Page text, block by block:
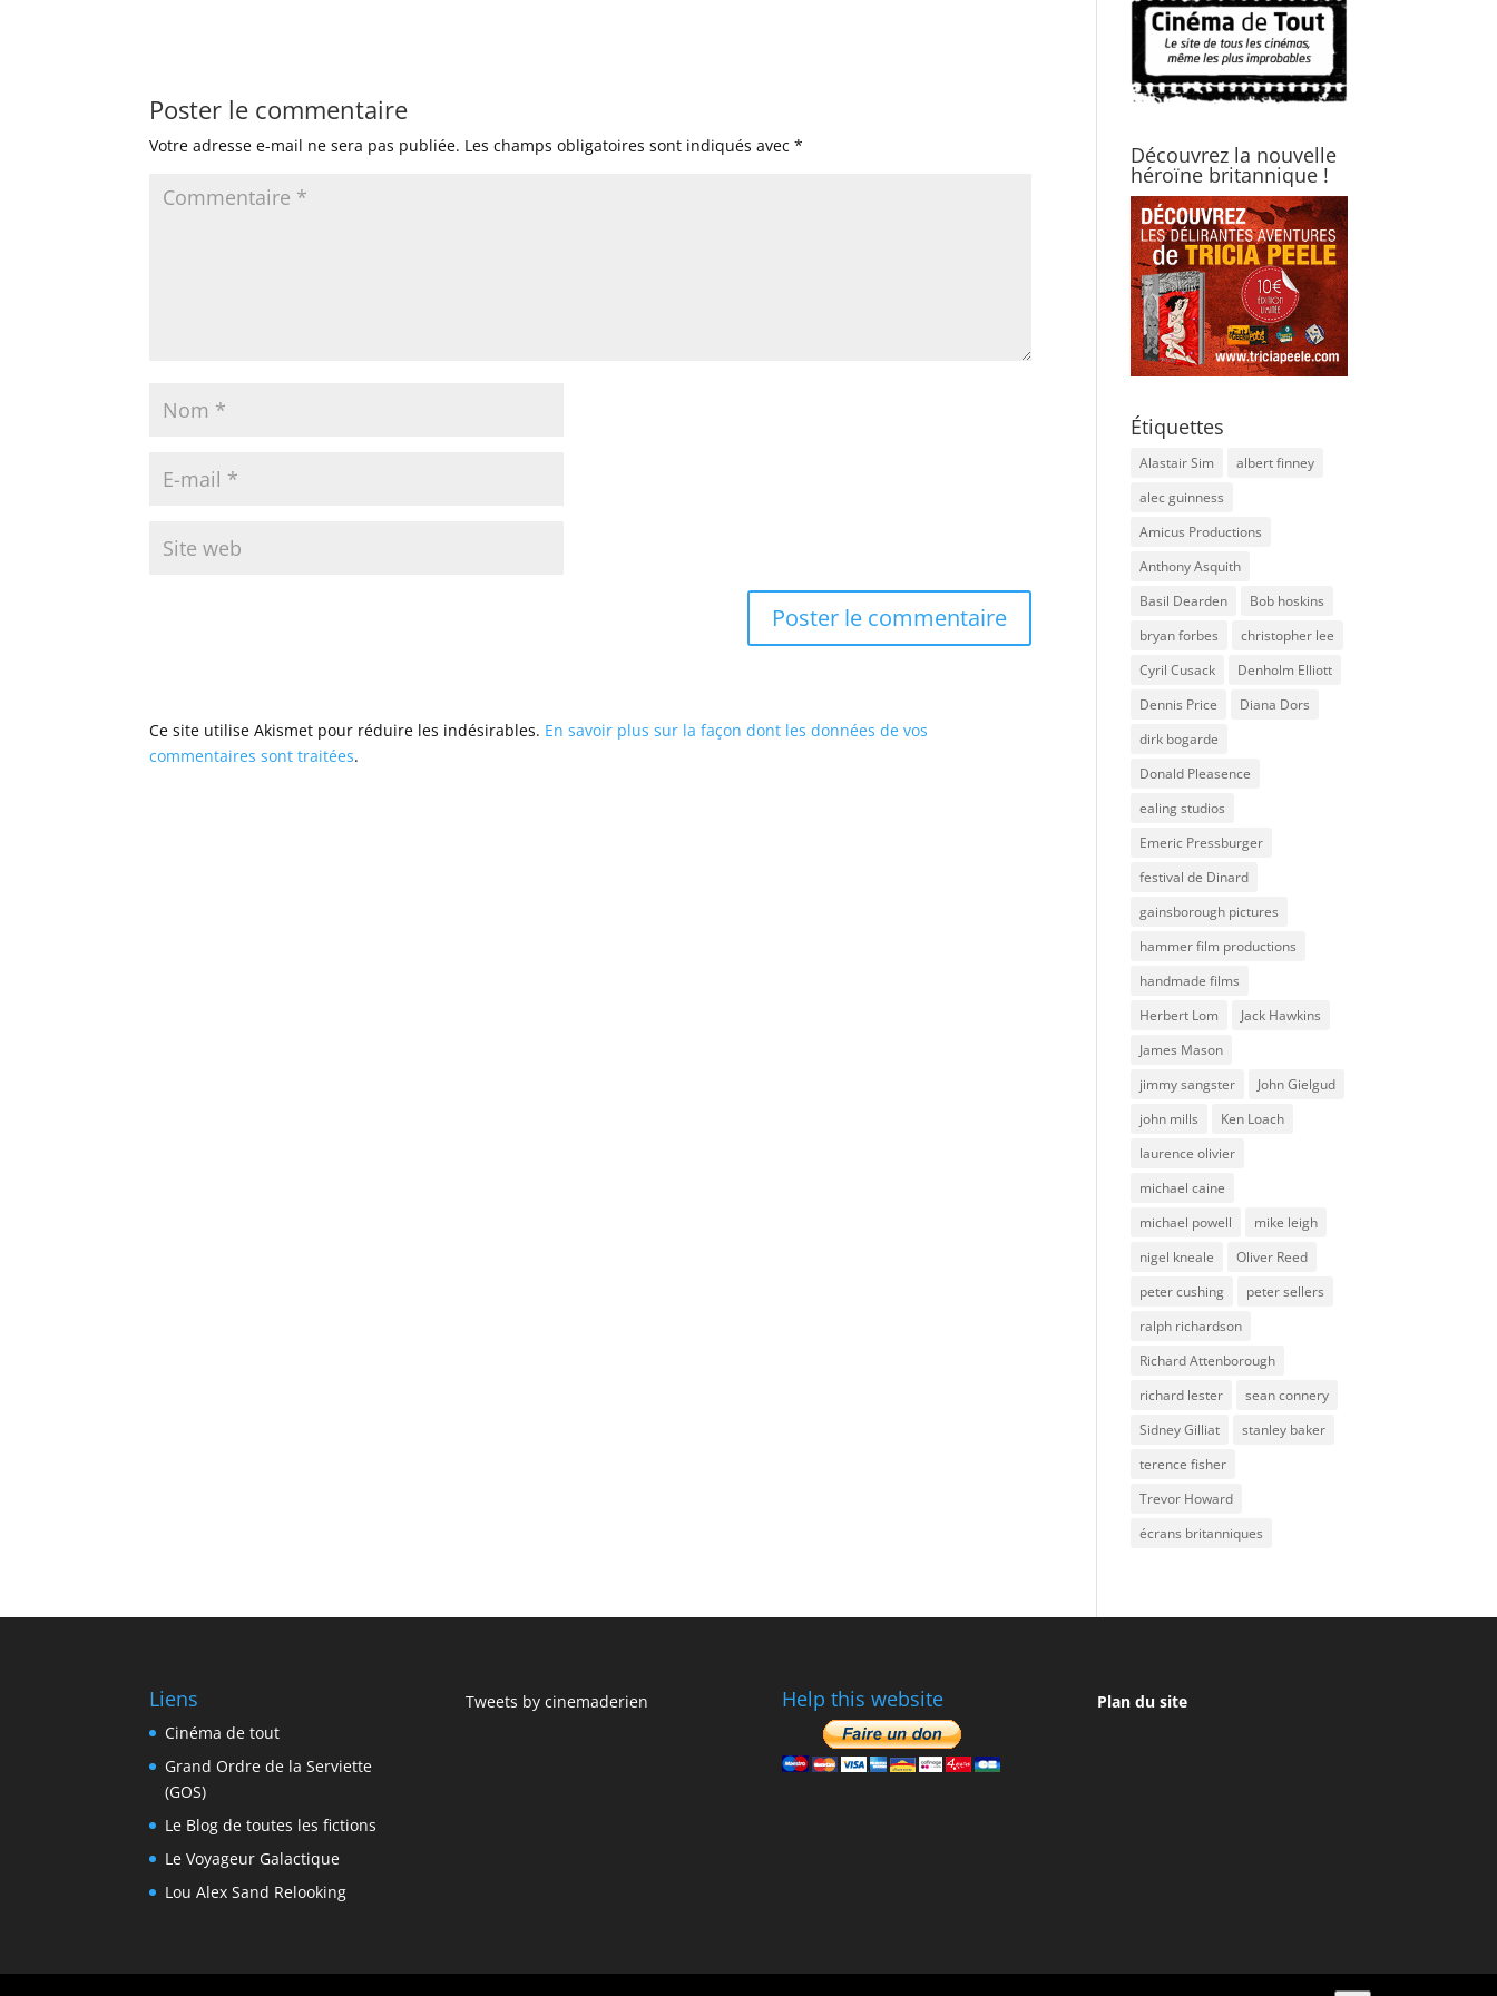
Poster le commentaire
Votre adresse e-mail ne sera pas publiée. Les champs obligatoires sont indiqués avec*
Ce site utilise Akismet pour réduire les indésirables. En savoir plus sur la façon dont les données de vos
commentaires sont traitées.
Découvrez la nouvelle
héroïne britannique !
Étiquettes
Alastair Sim
albert finney
alec guinness
Amicus Productions
Anthony Asquith
Basil Dearden
Bob hoskins
bryan forbes
christopher lee
Cyril Cusack
Denholm Elliott
Dennis Price
Diana Dors
dirk bogarde
Donald Pleasence
ealing studios
Emeric Pressburger
festival de Dinard
gainsborough pictures
hammer film productions
handmade films
Herbert Lom
Jack Hawkins
James Mason
jimmy sangster
John Gielgud
john mills
Ken Loach
laurence olivier
michael caine
michael powell
mike leigh
nigel kneale
Oliver Reed
peter cushing
peter sellers
ralph richardson
Richard Attenborough
richard lester
sean connery
Sidney Gilliat
stanley baker
terence fisher
Trevor Howard
écrans britanniques
Liens
Cinéma de tout
Grand Ordre de la Serviette
(GOS)
Le Blog de toutes les fictions
Le Voyageur Galactique
Lou Alex Sand Relooking
Tweets by cinemaderien Help this website Plan du site